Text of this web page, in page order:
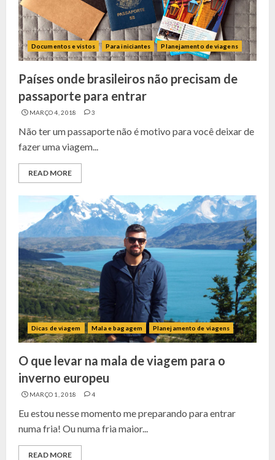
Documentos e vistos Para iniciantes Planejamento de viagens
Países onde brasileiros não precisam de
passaporte para entrar
MARÇO 4, 2018 3
Não ter um passaporte não é motivo para você deixar de
fazer uma viagem...
READ MORE
Dicas de viagem Mala e bagagem Planejamento de viagens
O que levar na mala de viagem para o
inverno europeu
MARÇO 1, 2018 4
Eu estou nesse momento me preparando para entrar
numa fria! Ou numa fria maior...
READ MORE